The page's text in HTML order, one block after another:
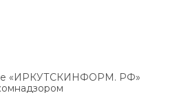
«ИРКУТСКИНФОРМ. РФ»